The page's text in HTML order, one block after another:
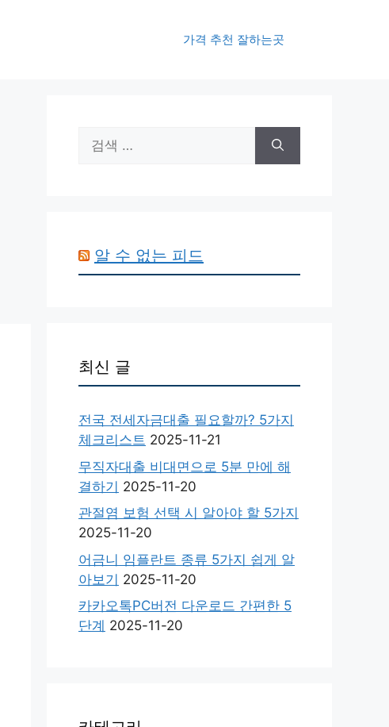
가격 추천 잘하는곳
색:
알 수 없는 피드
최신 글
전국 전세자금대출 필요할까? 5가지
체크리스트 2025-11-21
무직자대출 비대면으로 5분 만에 해
결하기 2025-11-20
관절염 보험 선택 시 알아야 할 5가지
2025-11-20
어금니 임플란트 종류 5가지 쉽게 알
아보기 2025-11-20
카카오톡PC버전 다운로드 간편한 5
단계 2025-11-20